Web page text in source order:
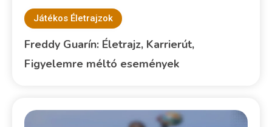
Játékos Életrajzok
Freddy Guarín: Életrajz, Karrierút,
Figyelemre méltó események